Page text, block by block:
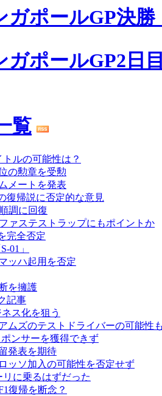
ガポールGP決勝
ガポールGP2日
覧
ルの可能性は？
の勲章を受勲
メートを発表
復帰説に否定的な意見
調に回復
ァステストラップにもポイントか
完全否定
01」
ッハ起用を否定
を擁護
記事
ス化を狙う
ムズのテストドライバーの可能性も
ンサーを獲得できず
発表を期待
ッソ加入の可能性を否定せず
に乗るはずだった
復帰を断念？